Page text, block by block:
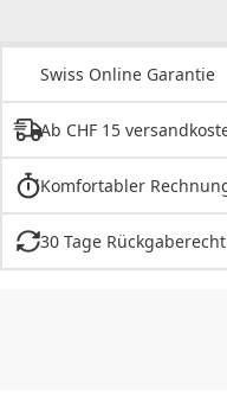
Swiss Online Garantie
Ab CHF 15
Komfortabler
30 Tage Rückgaberecht